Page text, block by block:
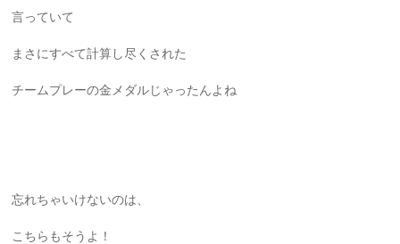
言っていて
まさにすべて計算し尽くされた
チームプレーの金メダルじゃったんよね
忘れちゃいけないのは、
こちらもそうよ！